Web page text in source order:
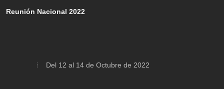
Reunión Nacional 2022
Del 12 al 14 de Octubre de 2022